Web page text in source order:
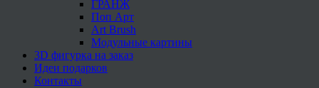
ГРАНЖ
Поп Арт
Art Brush
Модульные картины
3D фигурка на заказ
Идеи подарков
Контакты